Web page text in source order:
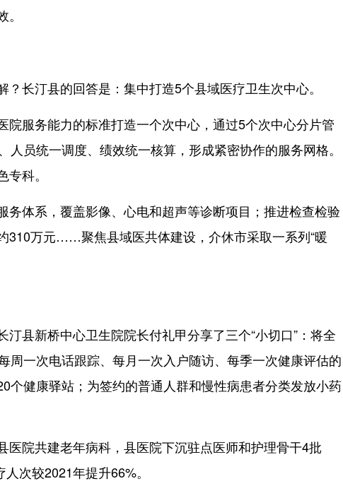
汀县的回答是：集中打造5个县域医疗卫生次中心。
服务能力的标准打造一个次中心，通过5个次中心分片管
员统一调度、绩效统一核算，形成紧密协作的服务网格。
科。
体系，覆盖影像、心电和超声等诊断项目；推进检查检验
310万元……聚焦县域医共体建设，介休市采取一系列“暖
县新桥中心卫生院院长付礼甲分享了三个“小切口”：将全
周一次电话跟踪、每月一次入户随访、每季一次健康评估的
个健康驿站；为签约的普通人群和慢性病患者分类发放小药
院共建老年病科，县医院下沉驻点医师和护理骨干4批
次较2021年提升66%。